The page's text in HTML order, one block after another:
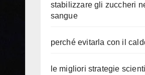
stabilizzare gli zuccheri
sangue
perché evitarla con il
le migliori strategie